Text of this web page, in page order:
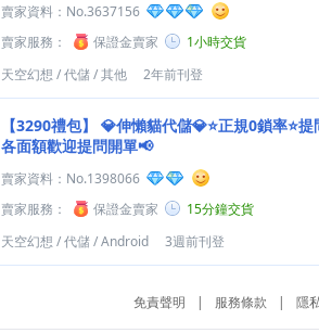
賣家資料： No.3637156
賣家服務：
保證金賣家
1小時交貨
天空幻想 /代儲/其他 2年前刊登
【3290禮包】
💎伸懶貓代儲💎⭐正規0鎖率⭐
各面額歡迎提問開單📢
賣家資料： No.1398066
賣家服務：
保證金賣家
15分鐘交貨
天空幻想 /代儲/Android 3週前刊登
免責聲明 | 服務條款 | 隱